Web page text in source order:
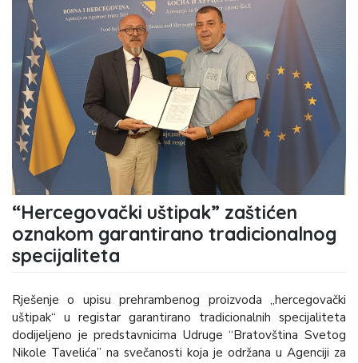
“Hercegovački uštipak” zaštićen
oznakom garantirano tradicionalnog
specijaliteta
Rješenje o upisu prehrambenog proizvoda „hercegovački
uštipak“ u registar garantirano tradicionalnih specijaliteta
dodijeljeno je predstavnicima Udruge “Bratovština Svetog
Nikole Tavelića” na svečanosti koja je održana u Agenciji za